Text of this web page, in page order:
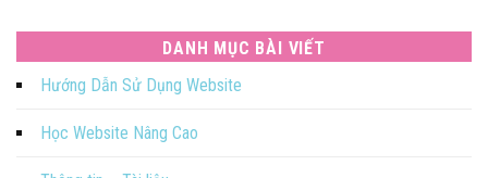
DANH MỤC BÀI VIẾT
Hướng Dẫn Sử Dụng Website
Học Website Nâng Cao